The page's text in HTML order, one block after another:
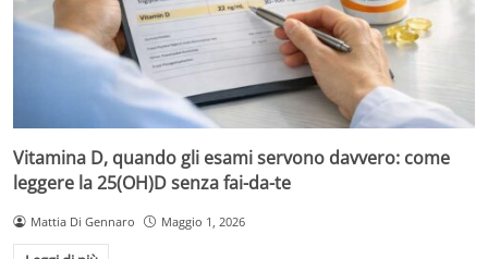
Vitamina D, quando gli esami servono davvero: come
leggere la 25(OH)D senza fai-da-te
Mattia Di Gennaro Maggio 1, 2026